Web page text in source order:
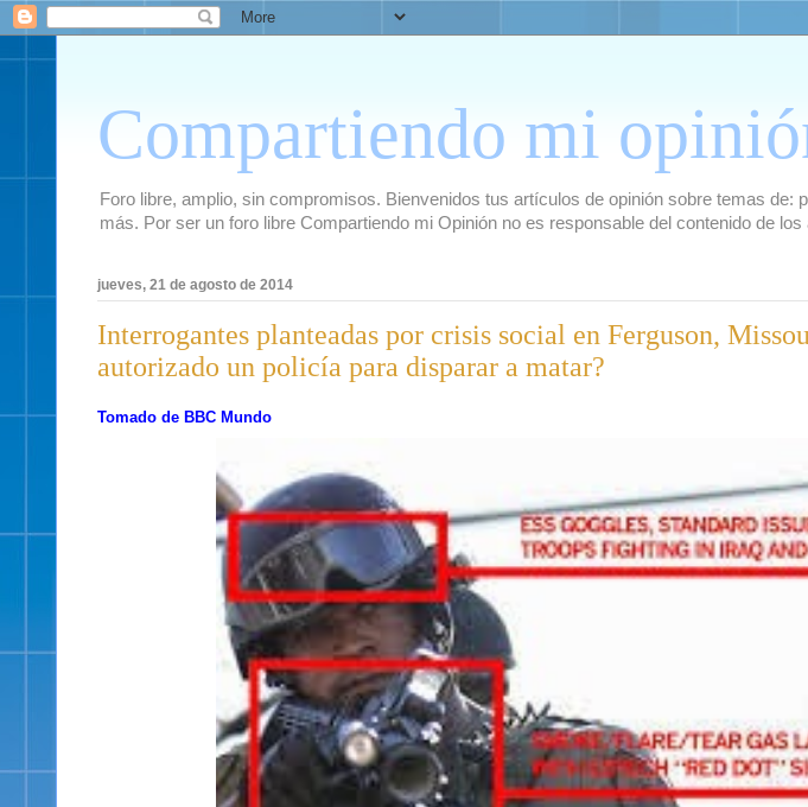
Compartiendo mi
Foro libre, amplio, sin compromisos. Bienvenidos tus artículos de opinión sobre temas
más. Por ser un foro libre Compartiendo mi Opinión no es responsable del contenido de
jueves, 21 de agosto de 2014
Interrogantes planteadas por crisis social en Ferguson,
autorizado un policía para disparar a matar?
Tomado de BBC Mundo